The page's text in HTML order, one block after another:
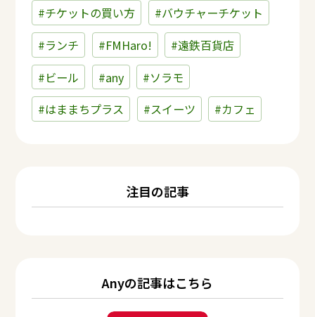
#チケットの買い方
#バウチャーチケット
#ランチ
#FMHaro!
#遠鉄百貨店
#ビール
#any
#ソラモ
#はままちプラス
#スイーツ #カフェ
注目の記事
Anyの記事はこちら